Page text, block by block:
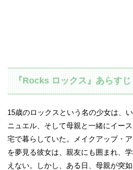
『Rocks ロックス』あらすじ
15歳のロックスという名の少女は、
ニュエル、そして母親と一緒にイー
宅で暮らしていた。メイクアップ・
を夢見る彼女は、親友にも囲まれ、
えない。しかし、ある日、母親が突